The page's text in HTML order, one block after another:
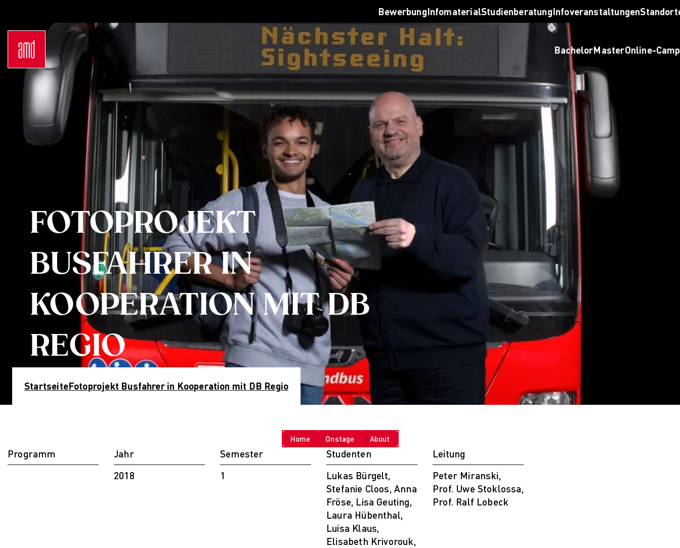
BewerbungInfomaterialStudienberatungInfoveranstaltungen
BachelorMasterOnline-
Innenarchitektur
Marken- & Kommunikationsdesign
Interior Design
Mode Design
Mode & Designmanagement
Fashion Journalism & Communication
Sustainability in Creative Industries
Fashion & Design Management
Fashion Design
Luxury Management
Generatives Design & KI
Costume Design
Sustainability in Fashion and Creative
Industries
Nachhaltiges Design
Nachhaltiges Design (berufsbegleitend)
Nachhaltiges Design Management
Nachhaltiges Design Management
(berufsbegleitend)
Qualifizierung
Berufsbegleitend
Kosten & Finanzierung
Career Development an der AMD
Networking
International
Auslandsprogramme für unsere
Studierenden
Internationale Partnerhochschulen
Studieren in Deutschland
Studyplus
Deinen Campus entdecken
Berlin
Düsseldorf
Hamburg
München
Online-Campus
Wiesbaden
Kontakt & Termine
Studienberatung
Infotermine
Über uns
Warum zur AMD
Hochschule
Leitbild und Historie
Qualitätsmanagement
Forschung
Cultures of Perception
Vortragsreihe „Was ist Design?
PARVENUE
Creative Management
Fashion and Design Studies
Fashion and Design Studies
Vortragsreihe „Was ist Design?
Infoveranstaltung finden
Jetzt beraten lassen
Login
Infomaterial bestellen
Jetzt bewerben
FOTOPROJEKT
BUSFAHRER IN
KOOPERATION MIT DB
REGIO
StartseiteFotoprojekt Busfahrer in Kooperation mit DB Regio
Home Onstage About
Programm
Jahr
2018
Semester
1
Studenten
Lukas Bürgelt,
Stefanie Cloos, Anna
Fröse, Lisa Geuting,
Laura Hübenthal,
Luisa Klaus,
Elisabeth Krivorouk,
Leitung
Peter Miranski,
Prof. Uwe Stoklossa,
Prof. Ralf Lobeck